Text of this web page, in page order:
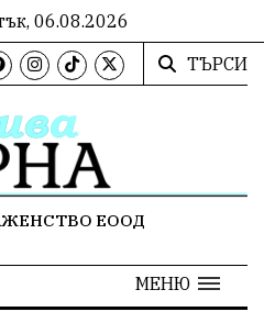
06.08.2026
ТЪРСИ
ЕООД
МЕНЮ